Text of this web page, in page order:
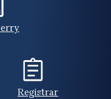
Registrar